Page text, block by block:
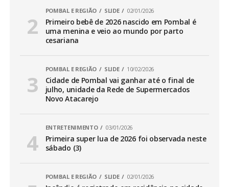
POMBAL E REGIÃO SLIDE 02/01/2026
Primeiro bebê de 2026 nascido em Pombal é
uma menina e veio ao mundo por parto
cesariana
POMBAL E REGIÃO SLIDE 10/02/2026
Cidade de Pombal vai ganhar até o final de
julho, unidade da Rede de Supermercados
Novo Atacarejo
ENTRETENIMENTO 03/01/2026
Primeira super lua de 2026 foi observada neste
sábado (3)
POMBAL E REGIÃO SLIDE 02/01/2026